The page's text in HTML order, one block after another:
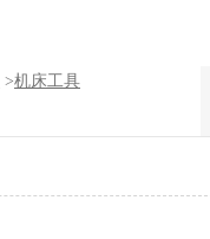
>机床工具